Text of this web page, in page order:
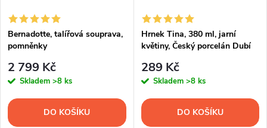
Bernadotte, talířová souprava,
pomněnky
2 799 Kč
Skladem >8 ks
DO KOŠÍKU
Hrnek Tina, 380 ml, jarní
květiny, Český porcelán Dubí
289 Kč
Skladem >8 ks
DO KOŠÍKU